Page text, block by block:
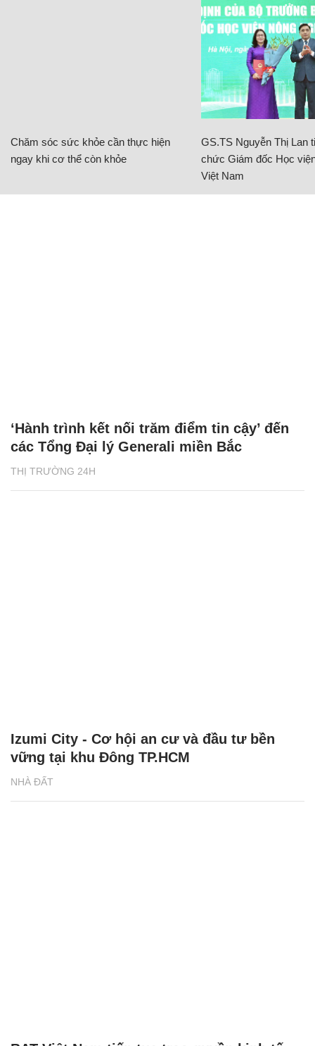
Chăm sóc sức khỏe cần thực hiện
ngay khi cơ thể còn khỏe
GS.TS Nguyễn Thị Lan
chức Giám đốc Học
Việt Nam
THỊ TRƯỜNG 24H
‘Hành trình kết nối trăm điểm tin cậy’ đến
các Tổng Đại lý Generali miền Bắc
NHÀ ĐẤT
Izumi City - Cơ hội an cư và đầu tư bền
vững tại khu Đông TP.HCM